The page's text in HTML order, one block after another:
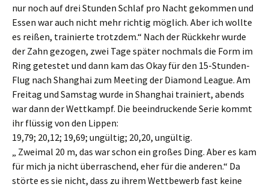
nur noch auf drei Stunden Schlaf pro Nacht gekommen und
Essen war auch nicht mehr richtig möglich. Aber ich wollte
es reißen, trainierte trotzdem.“ Nach der Rückkehr wurde
der Zahn gezogen, zwei Tage später nochmals die Form im
Ring getestet und dann kam das Okay für den 15-Stunden-
Flug nach Shanghai zum Meeting der Diamond League. Am
Freitag und Samstag wurde in Shanghai trainiert, abends
war dann der Wettkampf. Die beeindruckende Serie kommt
ihr flüssig von den Lippen:
19,79; 20,12; 19,69; ungültig; 20,20, ungültig.
„ Zweimal 20 m, das war schon ein großes Ding. Aber es kam
für mich ja nicht überraschend, eher für die anderen.“ Da
störte es sie nicht, dass zu ihrem Wettbewerb fast keine